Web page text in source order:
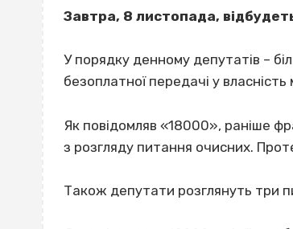
Завтра, 8 листопада,
У порядку денному депутатів –
безоплатної передачі у
Як повідомляв «18000», раніше
з розгляду питання очисних.
Також депутати розглянуть три